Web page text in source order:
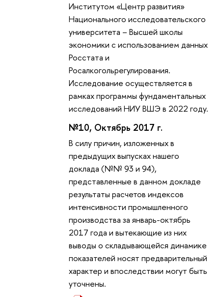
Институтом «Центр развития»
Национального исследовательского
университета – Высшей школы
экономики с использованием данных
Росстата и
Росалкогольрегулирования.
Исследование осуществляется в
рамках программы фундаментальных
исследований НИУ ВШЭ в 2022 году.
№10, Октябрь 2017 г.
В силу причин, изложенных в
предыдущих выпусках нашего
доклада (№№ 93 и 94),
представленные в данном докладе
результаты расчетов индексов
интенсивности промышленного
производства за январь-октябрь
2017 года и вытекающие из них
выводы о складывающейся динамике
показателей носят предварительный
характер и впоследствии могут быть
уточнены.